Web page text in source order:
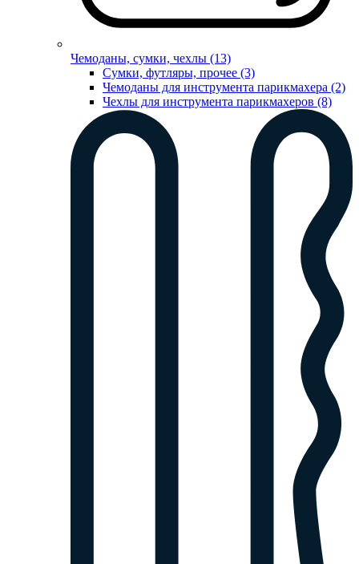
Чемоданы, сумки, чехлы (13)
Сумки, футляры, прочее (3)
Чемоданы для инструмента парикмахера (2)
Чехлы для инструмента парикмахеров (8)